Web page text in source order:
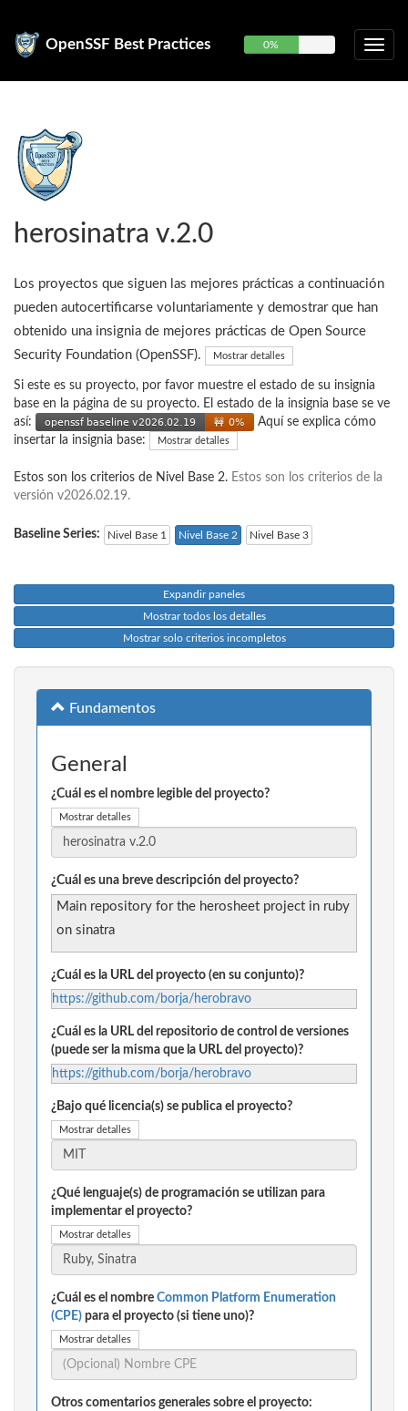
OpenSSF Best Practices 0%
herosinatra v.2.0
Los proyectos que siguen las mejores prácticas a continuación
pueden autocertificarse voluntariamente y demostrar que han
obtenido una insignia de mejores prácticas de Open Source
Security Foundation (OpenSSF).
Mostrar detalles
Si este es su proyecto, por favor muestre el estado de su insignia
base en la página de su proyecto. El estado de la insignia base se ve
así:
Aquí se explica cómo
insertar la insignia base:
Mostrar detalles
Estos son los criterios de Nivel Base 2. Estos son los criterios de la
versión v2026.02.19.
Baseline Series: Nivel Base 1 Nivel Base 2 Nivel Base 3
Expandir paneles
Mostrar todos los detalles
Mostrar solo criterios incompletos
Fundamentos
General
¿Cuál es el nombre legible del proyecto?
Mostrar detalles
¿Cuál es una breve descripción del proyecto?
Main repository for the herosheet project in ruby
on sinatra
¿Cuál es la URL del proyecto (en su conjunto)?
https://github.com/borja/herobravo
¿Cuál es la URL del repositorio de control de versiones
(puede ser la misma que la URL del proyecto)?
https://github.com/borja/herobravo
¿Bajo qué licencia(s) se publica el proyecto?
Mostrar detalles
¿Qué lenguaje(s) de programación se utilizan para
implementar el proyecto?
Mostrar detalles
¿Cuál es el nombre Common Platform Enumeration
(CPE) para el proyecto (si tiene uno)?
Mostrar detalles
Otros comentarios generales sobre el proyecto: